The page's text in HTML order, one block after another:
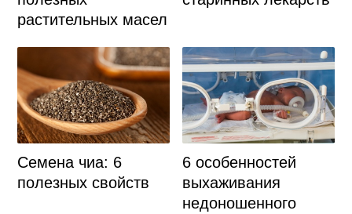
растительных масел
Семена чиа: 6
полезных свойств
6 особенностей
выхаживания
недоношенного